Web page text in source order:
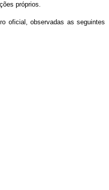
próprios.
oficial, observadas as seguintes